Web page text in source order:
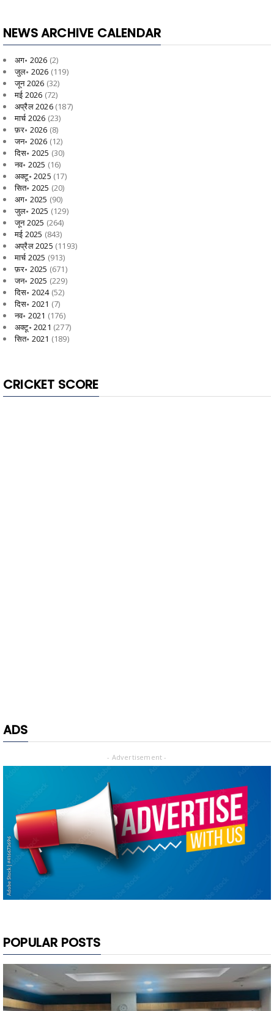
NEWS ARCHIVE CALENDAR
अग॰ 2026 (2)
जुल॰ 2026 (119)
जून 2026 (32)
मई 2026 (72)
अप्रैल 2026(187)
मार्च 2026 (23)
फ़र॰ 2026 (8)
जन॰ 2026 (12)
दिस॰ 2025 (30)
नव॰ 2025 (16)
अक्टू॰ 2025 (17)
सित॰ 2025 (20)
अग॰ 2025 (90)
जुल॰ 2025 (129)
जून 2025 (264)
मई 2025 (843)
अप्रैल 2025 (1193)
मार्च 2025 (913)
फ़र॰ 2025 (671)
जन॰ 2025 (229)
दिस॰ 2024(52)
दिस॰ 2021 (7)
नव॰ 2021 (176)
अक्टू॰ 2021 (277)
सित॰ 2021 (189)
CRICKET SCORE
ADS
- Advertisement -
POPULAR POSTS